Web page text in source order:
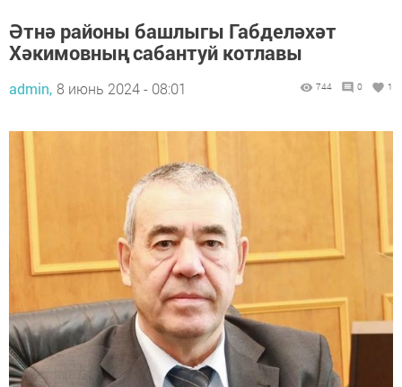
Әтнә районы башлыгы Габделәхәт
Хәкимовның сабантуй котлавы
admin, 8 июнь 2024 - 08:01 744 0 1